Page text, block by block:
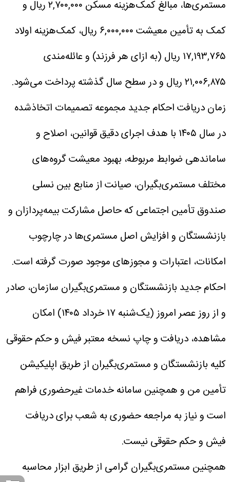
مستمری‌ها، مبالغ کمک‌هزینه مسکن ۲,۷۰۰,۰۰۰ ریال و
کمک به تأمین معیشت ۶,۰۰۰,۰۰۰ ریال، کمک‌هزینه اولاد
۱۷,۱۹۳,۷۶۵ ریال (به ازای هر فرزند) و عائله‌مندی
۲۱,۰۰۶,۸۷۵ ریال و در سطح سال گذشته پرداخت می‌شود.
زمان دریافت احکام جدیدمجموعه تصمیمات اتخاذشده
در سال ۱۴۰۵ با هدف اجرای دقیق قوانین، اصلاح و
ساماندهی ضوابط مربوطه، بهبود معیشت گروه‌های
مختلف مستمری‌بگیران، صیانت از منابع بین نسلی
صندوق تأمین اجتماعی که حاصل مشارکت بیمه‌پردازان و
بازنشستگان و افزایش اصل مستمری‌ها در چارچوب
امکانات، اعتبارات و مجوزهای موجود صورت گرفته است.
احکام جدید بازنشستگان و مستمری‌بگیران سازمان، صادر
و از روز عصر امروز (یک‌شنبه ۱۷ خرداد ۱۴۰۵) امکان
مشاهده، دریافت و چاپ نسخه معتبر فیش و حکم حقوقی
کلیه بازنشستگان و مستمری‌بگیران از طریق اپلیکیشن
تأمین من و همچنین سامانه خدمات غیرحضوری فراهم
است و نیاز به مراجعه حضوری به شعب برای دریافت
فیش و حکم حقوقی نیست.
همچنین مستمری‌بگیران گرامی از طریق ابزار محاسبه